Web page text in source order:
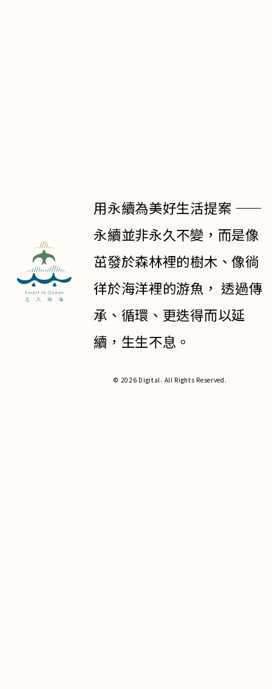
用永續為美好生活提案 ——
永續並非永久不變，而是像
茁發於森林裡的樹木、像徜
徉於海洋裡的游魚， 透過傳
承、循環、更迭得而以延
續，生生不息。
© 2026 Digital. All Rights Reserved.